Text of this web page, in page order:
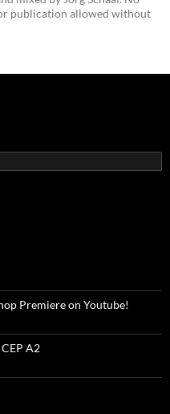
publication allowed without
Premiere on Youtube!
A2